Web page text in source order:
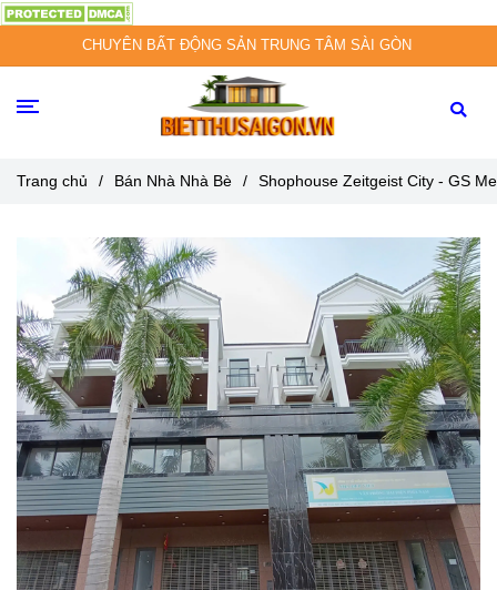
CHUYÊN BẤT ĐỘNG SẢN TRUNG TÂM SÀI GÒN
Trang chủ / Bán Nhà Nhà Bè / Shophouse Zeitgeist City - GS